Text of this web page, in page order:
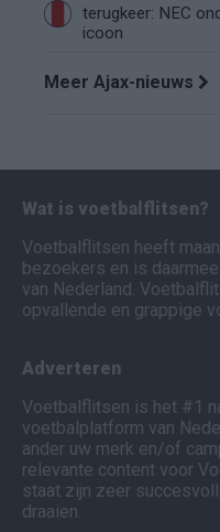
terugkeer: NEC
icoon
Meer Ajax-nieuws
Wat is voetbalflitsen?
Voetbalflitsen heeft
bezoekers en is
van Nederland.
opvallende en grappige
Adverteren
Voetbalflitsen is het #1
voetbalplatform van
ander uw merk en/of
relevante content voor
staat zijn zeer
draaien.